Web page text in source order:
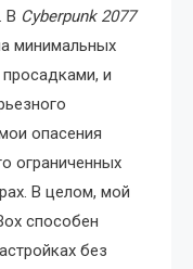
В Cyberpunk 2077
минимальных
и
опасения
ограниченных
В целом, мой
способен
без